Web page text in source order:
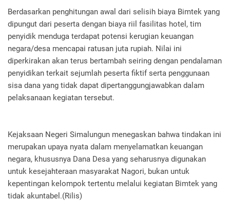
Berdasarkan penghitungan awal dari selisih biaya Bimtek yang
dipungut dari peserta dengan biaya riil fasilitas hotel, tim
penyidik menduga terdapat potensi kerugian keuangan
negara/desa mencapai ratusan juta rupiah. Nilai ini
diperkirakan akan terus bertambah seiring dengan pendalaman
penyidikan terkait sejumlah peserta fiktif serta penggunaan
sisa dana yang tidak dapat dipertanggungjawabkan dalam
pelaksanaan kegiatan tersebut.
Kejaksaan Negeri Simalungun menegaskan bahwa tindakan ini
merupakan upaya nyata dalam menyelamatkan keuangan
negara, khususnya Dana Desa yang seharusnya digunakan
untuk kesejahteraan masyarakat Nagori, bukan untuk
kepentingan kelompok tertentu melalui kegiatan Bimtek yang
tidak akuntabel.(Rilis)